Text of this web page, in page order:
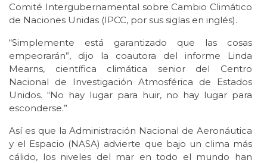
Comité Intergubernamental sobre Cambio Climático
de Naciones Unidas (IPCC, por sus siglas en inglés).
“Simplemente está garantizado que las cosas
empeorarán”, dijo la coautora del informe Linda
Mearns, científica climática senior del Centro
Nacional de Investigación Atmosférica de Estados
Unidos. “No hay lugar para huir, no hay lugar para
esconderse.”
Así es que la Administración Nacional de Aeronáutica
y el Espacio (NASA) advierte que bajo un clima más
cálido, los niveles del mar en todo el mundo han